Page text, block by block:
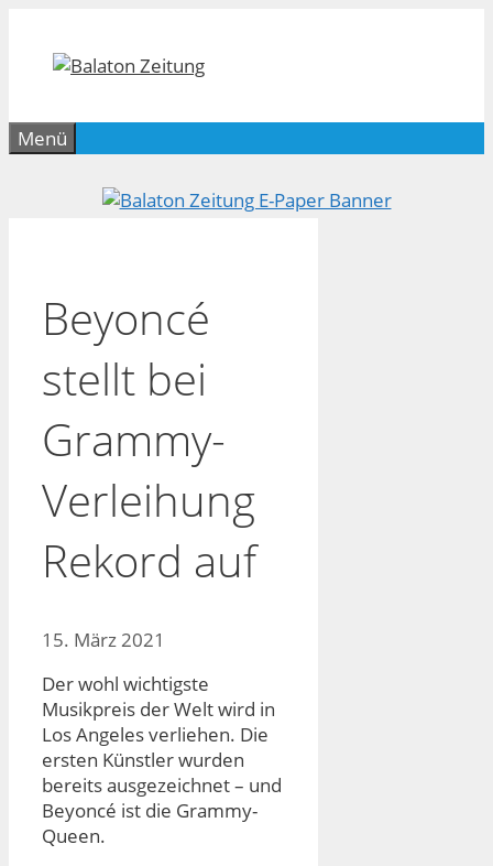
springen
Menü
Beyoncé
stellt bei
Grammy-
Verleihung
Rekord auf
15. März 2021
Der wohl wichtigste
Musikpreis der Welt wird in
Los Angeles verliehen. Die
ersten Künstler wurden
bereits ausgezeichnet – und
Beyoncé ist die Grammy-
Queen.